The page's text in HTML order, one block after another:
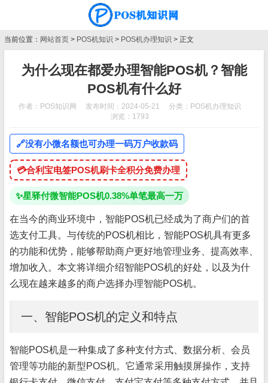
当前位置： 网站首页 > POS机知识 > POS机办理知识 > 正文
为什么现在都爱办理智能POS机？智能
POS机有什么好
作者：POS知识网 发布时间：2024-05-21 分类： POS机办理知识
浏览：1793
🔗没有小微名额也可办理一码万户收款码
💳合利宝电签POS机刷卡全积分免费办理
✨星驿付微智能POS机0.38%单笔最高一万
在当今的商业环境中，智能POS机已经成为了商户们的首
选支付工具。与传统的POS机相比，智能POS机具有更多
的功能和优势，能够帮助商户更好地管理业务、提高效率、
增加收入。本文将详细介绍智能POS机的好处，以及为什
么现在越来越多的商户选择办理智能POS机。
一、智能POS机的定义和特点
智能POS机是一种集成了多种支付方式、数据分析、会员
管理等功能的新型POS机。它通常采用触摸屏操作，支持